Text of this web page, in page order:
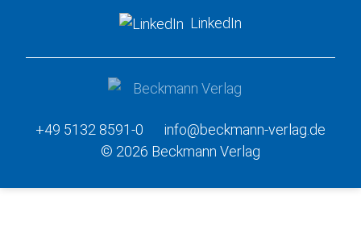
LinkedIn
+49 5132 8591-0
info@beckmann-verlag.de
© 2026 Beckmann Verlag